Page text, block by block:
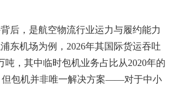
后，是航空物流行业运力与履约能力
东机场为例，2026年其国际货运吞吐
吨，其中临时包机业务占比从2020年的
但包机并非唯一解决方案——对于中小